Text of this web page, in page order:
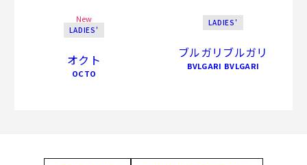
New
LADIES'
オクト
OCTO
LADIES'
ブルガリブルガリ
BVLGARI BVLGARI